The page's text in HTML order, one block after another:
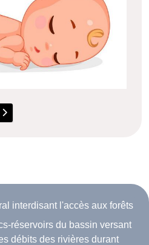
- Les 100 ans de Madame
: 3 Août 2024 - Avis de
interdisant l'accès aux forêts
réservoirs du bassin versant
débits des rivières durant